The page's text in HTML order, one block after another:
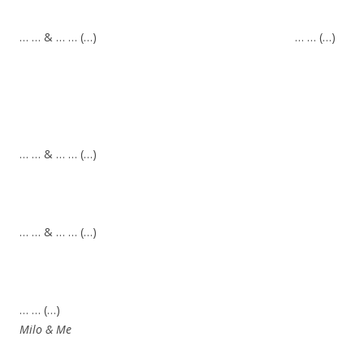
… … & … … (…) … … (…)
… … & … … (…)
… … & … … (…)
… … (…)
Milo & Me